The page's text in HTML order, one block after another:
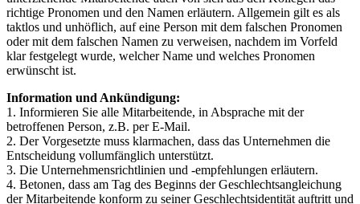
richtige Pronomen und den Namen erläutern. Allgemein gilt es als
taktlos und unhöflich, auf eine Person mit dem falschen Pronomen
oder mit dem falschen Namen zu verweisen, nachdem im Vorfeld
klar festgelegt wurde, welcher Name und welches Pronomen
erwünscht ist.
Information und Ankündigung:
1. Informieren Sie alle Mitarbeitende, in Absprache mit der
betroffenen Person, z.B. per E-Mail.
2. Der Vorgesetzte muss klarmachen, dass das Unternehmen die
Entscheidung vollumfänglich unterstützt.
3. Die Unternehmensrichtlinien und -empfehlungen erläutern.
4. Betonen, dass am Tag des Beginns der Geschlechtsangleichung
der Mitarbeitende konform zu seiner Geschlechtsidentität auftritt und